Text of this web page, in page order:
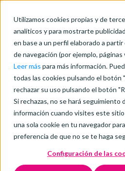
Utilizamos cookies propias y de
analíticos y para mostrarte
en base a un perfil elaborado a
de navegación (por ejemplo, páginas
Leer más para más información.
todas las cookies pulsando el botón
rechazar su uso pulsando el botón
Si rechazas, no se hará seguimiento
información cuando visites este sitio
una sola cookie en tu navegador
preferencia de que no se te haga
Configuración de las
Blog
Toda la actualidad en
Actividades
Riesgos Laboralesde la